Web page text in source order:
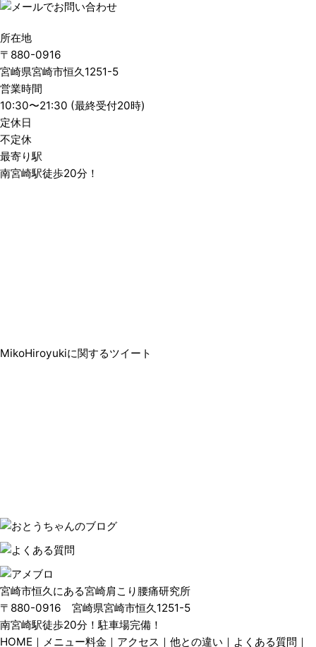
所在地
〒880-0916
宮崎県宮崎市恒久1251-5
営業時間
10:30〜21:30 (最終受付20時)
定休日
不定休
最寄り駅
南宮崎駅徒歩20分！
MikoHiroyukiに関するツイート
宮崎市恒久にある宮崎肩こり腰痛研究所
〒880-0916 宮崎県宮崎市恒久1251-5
南宮崎駅徒歩20分！駐車場完備！
HOME ｜ メニュー料金 ｜ アクセス ｜ 他との違い ｜ よくある質問 ｜